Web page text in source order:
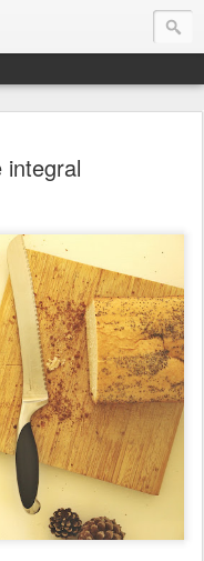
integral